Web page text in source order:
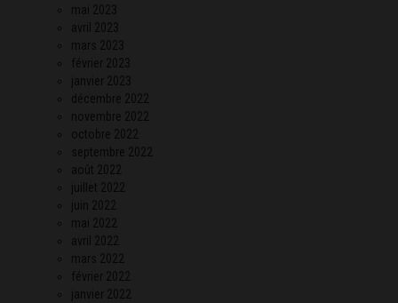
mai 2023
avril 2023
mars 2023
février 2023
janvier 2023
décembre 2022
novembre 2022
octobre 2022
septembre 2022
août 2022
juillet 2022
juin 2022
mai 2022
avril 2022
mars 2022
février 2022
janvier 2022